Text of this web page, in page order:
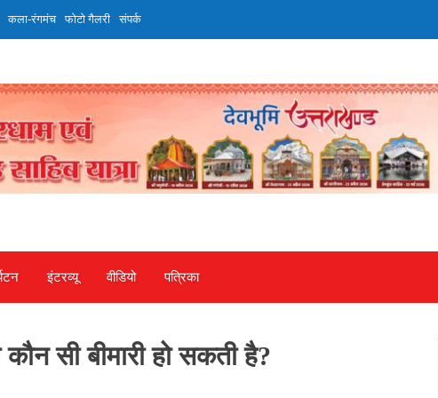
कला-रंगमंच फोटो गैलरी संपर्क
इंटरव्‍यू वीडियो पत्रिका
सी बीमारी हो सकती है?